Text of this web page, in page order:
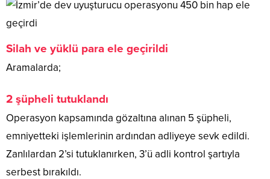
Silah ve yüklü para ele geçirildi
Aramalarda;
2 şüpheli tutuklandı
Operasyon kapsamında gözaltına alınan 5 şüpheli,
emniyetteki işlemlerinin ardından adliyeye sevk edildi.
Zanlılardan 2’si tutuklanırken, 3’ü adli kontrol şartıyla
serbest bırakıldı.